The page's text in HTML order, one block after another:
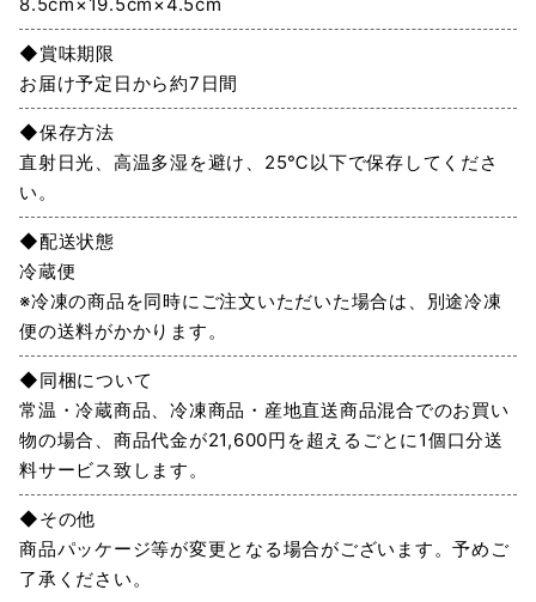
8.5cm×19.5cm×4.5cm
◆賞味期限
お届け予定日から約7日間
◆保存方法
直射日光、高温多湿を避け、25℃以下で保存してくださ
い。
◆配送状態
冷蔵便
※冷凍の商品を同時にご注文いただいた場合は、別途冷凍
便の送料がかかります。
◆同梱について
常温・冷蔵商品、冷凍商品・産地直送商品混合でのお買い
物の場合、商品代金が21,600円を超えるごとに1個口分送
料サービス致します。
◆その他
商品パッケージ等が変更となる場合がございます。予めご
了承ください。